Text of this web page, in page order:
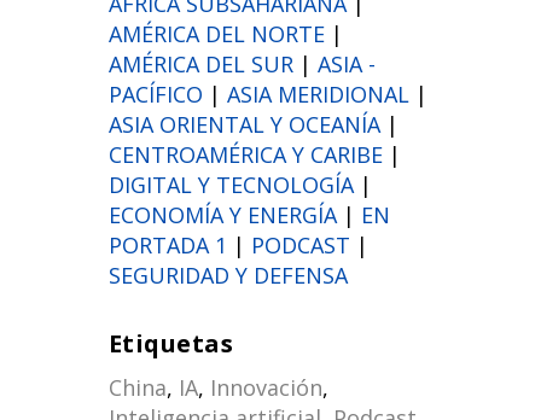
AMÉRICA DEL NORTE|
AMÉRICA DEL SUR| ASIA -
PACÍFICO | ASIA MERIDIONAL |
ASIA ORIENTAL Y OCEANÍA|
CENTROAMÉRICA Y CARIBE|
DIGITAL Y TECNOLOGÍA|
ECONOMÍA Y ENERGÍA| EN
PORTADA 1 | PODCAST |
SEGURIDAD Y DEFENSA
Etiquetas
China, IA, Innovación,